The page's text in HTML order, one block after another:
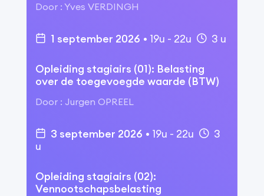
Door : Yves VERDINGH
1 september 2026 • 19u - 22u 3 u
Opleiding stagiairs (01): Belasting
over de toegevoegde waarde (BTW)
Door : Jurgen OPREEL
3 september 2026 • 19u - 22u
3
u
Opleiding stagiairs (02):
Vennootschapsbelasting